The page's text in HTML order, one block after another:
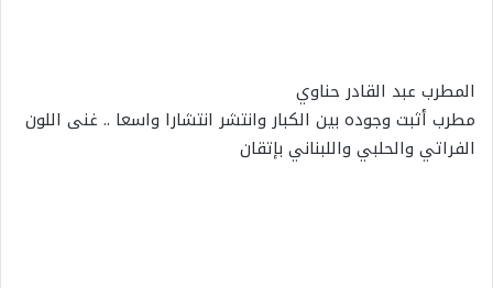
المطرب عبد القادر حناوي
مطرب أثبت وجوده بين الكبار وانتشر انتشارا واسعا .. غنى اللون
الفراتي والحلبي واللبناني بإتقان